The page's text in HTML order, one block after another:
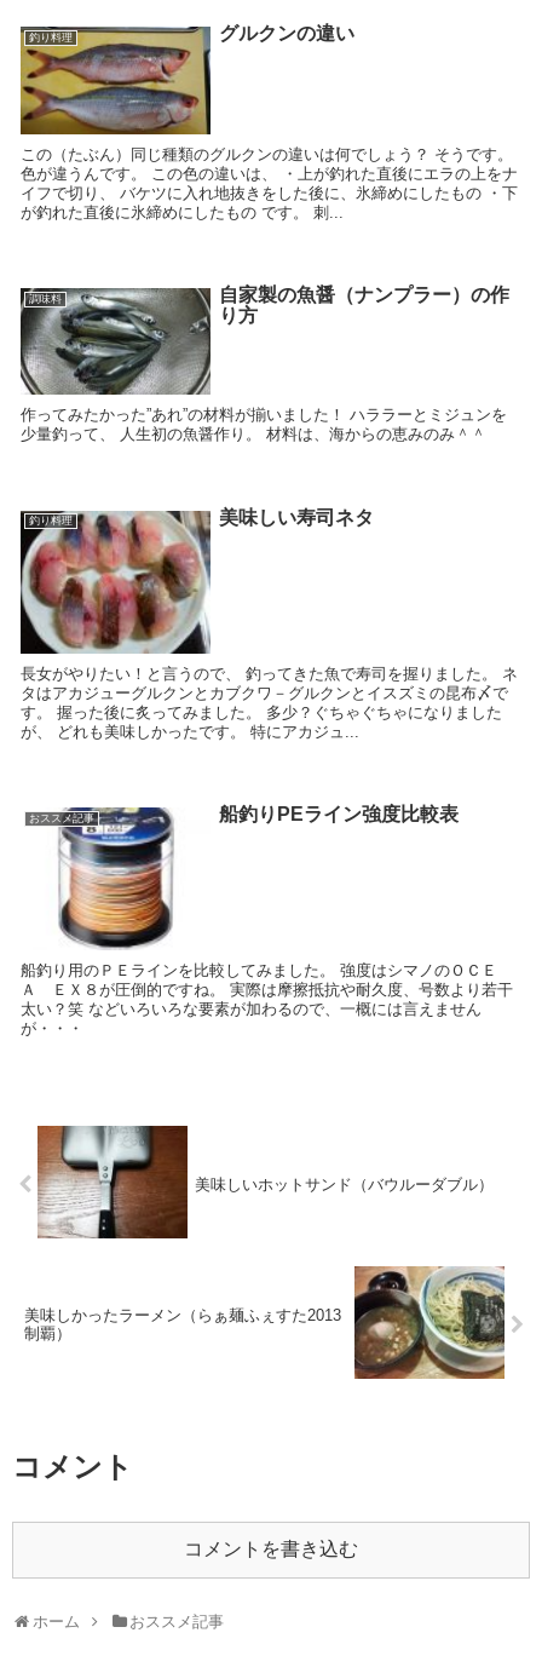
釣り料理 グルクンの違い
この（たぶん）同じ種類のグルクンの違いは何でしょう？ そうです。
色が違うんです。 この色の違いは、 ・上が釣れた直後にエラの上をナ
イフで切り、 バケツに入れ地抜きをした後に、氷締めにしたもの ・下
が釣れた直後に氷締めにしたもの です。 刺...
調味料
自家製の魚醤（ナンプラー）の作
り方
作ってみたかった”あれ”の材料が揃いました！ ハララーとミジュンを
少量釣って、 人生初の魚醤作り。 材料は、海からの恵みのみ＾＾
釣り料理 美味しい寿司ネタ
長女がやりたい！と言うので、 釣ってきた魚で寿司を握りました。 ネ
タはアカジューグルクンとカブクワ－グルクンとイスズミの昆布〆で
す。 握った後に炙ってみました。 多少？ぐちゃぐちゃになりました
が、 どれも美味しかったです。 特にアカジュ...
おススメ記事 船釣りPEライン強度比較表
船釣り用のＰＥラインを比較してみました。 強度はシマノのＯＣＥ
Ａ ＥＸ８が圧倒的ですね。 実際は摩擦抵抗や耐久度、号数より若干
太い？笑 などいろいろな要素が加わるので、一概には言えません
が・・・
美味しいホットサンド（バウルーダブル）
美味しかったラーメン（らぁ麺ふぇすた2013
制覇）
コメント
コメントを書き込む
ホーム おススメ記事